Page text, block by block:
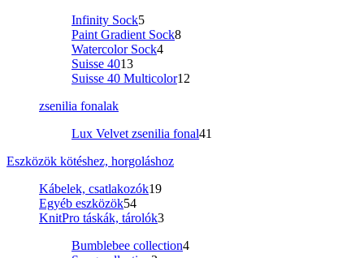
Infinity Sock5
Paint Gradient Sock8
Watercolor Sock4
Suisse 4013
Suisse 40 Multicolor12
zsenilia fonalak
Lux Velvet zsenilia fonal41
Eszközök kötéshez, horgoláshoz
Kábelek, csatlakozók19
Egyéb eszközök54
KnitPro táskák, tárolók3
Bumblebee collection4